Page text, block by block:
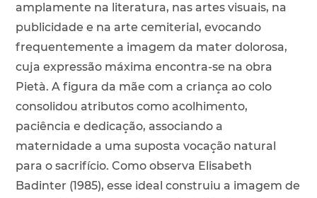
amplamente na literatura, nas artes visuais, na
publicidade e na arte cemiterial, evocando
frequentemente a imagem da mater dolorosa,
cuja expressão máxima encontra-se na obra
Pietà. A figura da mãe com a criança ao colo
consolidou atributos como acolhimento,
paciência e dedicação, associando a
maternidade a uma suposta vocação natural
para o sacrifício. Como observa Elisabeth
Badinter (1985), esse ideal construiu a imagem de